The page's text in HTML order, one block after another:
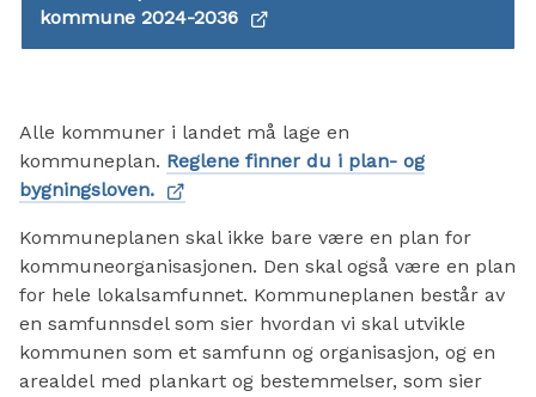
kommune 2024-2036
Alle kommuner i landet må lage en
kommuneplan. Reglene finner du i plan- og
bygningsloven.
Kommuneplanen skal ikke bare være en plan for
kommuneorganisasjonen. Den skal også være en plan
for hele lokalsamfunnet. Kommuneplanen består av
en samfunnsdel som sier hvordan vi skal utvikle
kommunen som et samfunn og organisasjon, og en
arealdel med plankart og bestemmelser, som sier